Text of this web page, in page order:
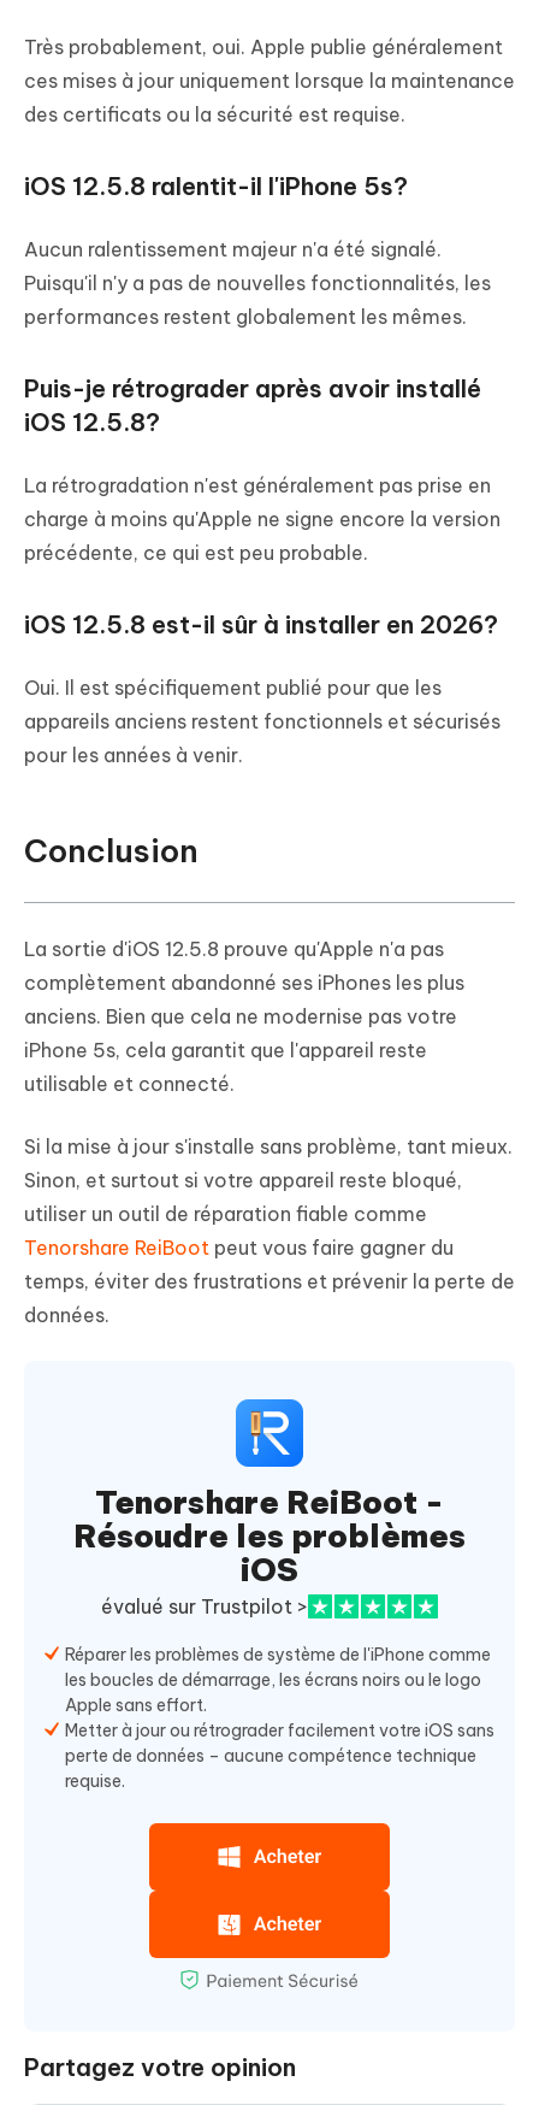
Très probablement, oui. Apple publie généralement
ces mises à jour uniquement lorsque la maintenance
des certificats ou la sécurité est requise.
iOS 12.5.8 ralentit-il l'iPhone 5s?
Aucun ralentissement majeur n'a été signalé.
Puisqu'il n'y a pas de nouvelles fonctionnalités, les
performances restent globalement les mêmes.
Puis-je rétrograder après avoir installé
iOS 12.5.8?
La rétrogradation n'est généralement pas prise en
charge à moins qu'Apple ne signe encore la version
précédente, ce qui est peu probable.
iOS 12.5.8 est-il sûr à installer en 2026?
Oui. Il est spécifiquement publié pour que les
appareils anciens restent fonctionnels et sécurisés
pour les années à venir.
Conclusion
La sortie d'iOS 12.5.8 prouve qu'Apple n'a pas
complètement abandonné ses iPhones les plus
anciens. Bien que cela ne modernise pas votre
iPhone 5s, cela garantit que l'appareil reste
utilisable et connecté.
Si la mise à jour s'installe sans problème, tant mieux.
Sinon, et surtout si votre appareil reste bloqué,
utiliser un outil de réparation fiable comme
Tenorshare ReiBoot peut vous faire gagner du
temps, éviter des frustrations et prévenir la perte de
données.
Tenorshare ReiBoot -
Résoudre les problèmes
iOS
évalué sur Trustpilot >
Réparer les problèmes de système de l'iPhone comme
les boucles de démarrage, les écrans noirs ou le logo
Apple sans effort.
Metter à jour ou rétrograder facilement votre iOS sans
perte de données – aucune compétence technique
requise.
Partagez votre opinion